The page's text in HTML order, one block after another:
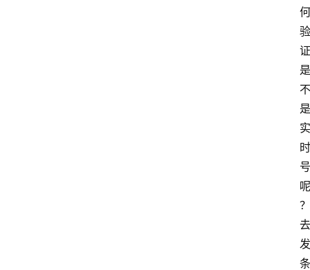
何
验
证
是
不
是
实
时
号
呢
？
去
发
条